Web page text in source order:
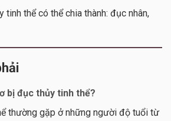
tinh thể có thể chia thành: đục nhân,
bị đục thủy tinh thể?
thường gặp ở những người độ tuổi từ